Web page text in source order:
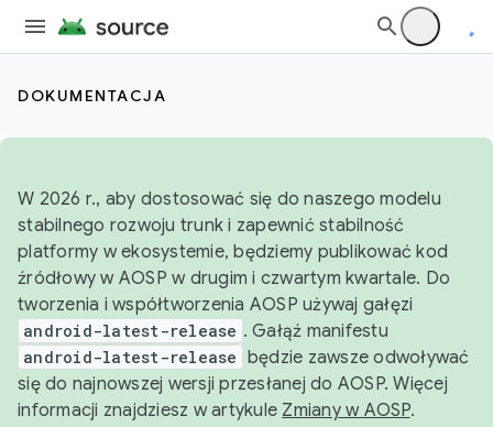
DOKUMENTACJA
W 2026 r., aby dostosować się do naszego modelu
stabilnego rozwoju trunk i zapewnić stabilność
platformy w ekosystemie, będziemy publikować kod
źródłowy w AOSP w drugim i czwartym kwartale. Do
tworzenia i współtworzenia AOSP używaj gałęzi
android-latest-release . Gałąź manifestu
android-latest-release będzie zawsze odwoływać
się do najnowszej wersji przesłanej do AOSP. Więcej
informacji znajdziesz w artykule Zmiany w AOSP.